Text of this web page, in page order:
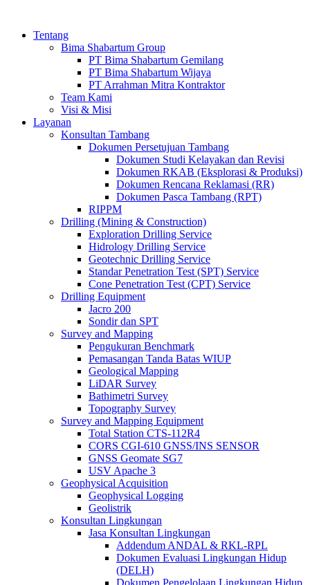
Tentang
Bima Shabartum Group
PT Bima Shabartum Gemilang
PT Bima Shabartum Wijaya
PT Arrahman Mitra Kontraktor
Team Kami
Visi & Misi
Layanan
Konsultan Tambang
Dokumen Persetujuan Tambang
Dokumen Studi Kelayakan dan Revisi
Dokumen RKAB (Eksplorasi & Produksi)
Dokumen Rencana Reklamasi (RR)
Dokumen Pasca Tambang (RPT)
RIPPM
Drilling (Mining & Construction)
Exploration Drilling Service
Hidrology Drilling Service
Geotechnic Drilling Service
Standar Penetration Test (SPT) Service
Cone Penetration Test (CPT) Service
Drilling Equipment
Jacro 200
Sondir dan SPT
Survey and Mapping
Pengukuran Benchmark
Pemasangan Tanda Batas WIUP
Geological Mapping
LiDAR Survey
Bathimetri Survey
Topography Survey
Survey and Mapping Equipment
Total Station CTS-112R4
CORS CGI-610 GNSS/INS SENSOR
GNSS Geomate SG7
USV Apache 3
Geophysical Acquisition
Geophysical Logging
Geolistrik
Konsultan Lingkungan
Jasa Konsultan Lingkungan
Addendum ANDAL & RKL-RPL
Dokumen Evaluasi Lingkungan Hidup
(DELH)
Dokumen Pengelolaan Lingkungan Hidup